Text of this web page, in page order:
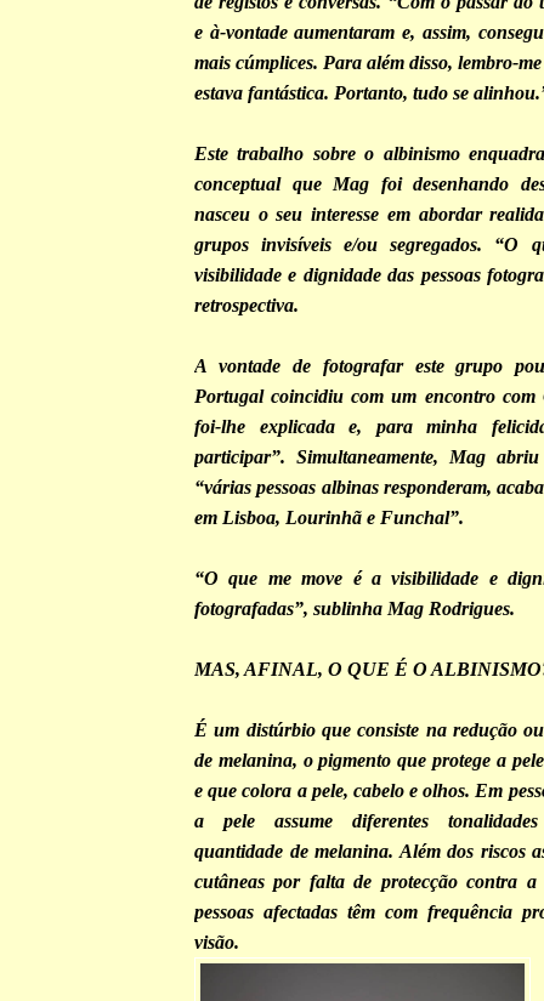
e à-vontade aumentaram e, assim,
mais cúmplices. Para além disso, lembro-
estava fantástica. Portanto, tudo se
Este trabalho sobre o albinismo
conceptual que Mag foi desenhando
nasceu o seu interesse em abordar
grupos invisíveis e/ou segregados. “O
visibilidade e dignidade das pessoas
retrospectiva.
A vontade de fotografar este grupo
Portugal coincidiu com um encontro
foi-lhe explicada e, para minha
participar”. Simultaneamente, Mag
“várias pessoas albinas responderam,
em Lisboa, Lourinhã e Funchal”.
“O que me move é a visibilidade e
fotografadas”, sublinha Mag Rodrigues.
MAS, AFINAL, O QUE É O
É um distúrbio que consiste na redução
de melanina, o pigmento que protege a
e que colora a pele, cabelo e olhos. Em
a pele assume diferentes
quantidade de melanina. Além dos riscos
cutâneas por falta de protecção contra a
pessoas afectadas têm com frequência
visão.